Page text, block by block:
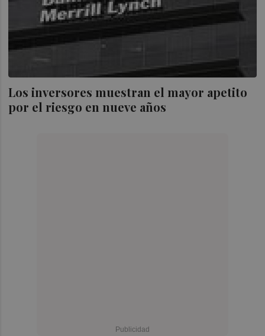
Los inversores muestran el mayor apetito
por el riesgo en nueve años